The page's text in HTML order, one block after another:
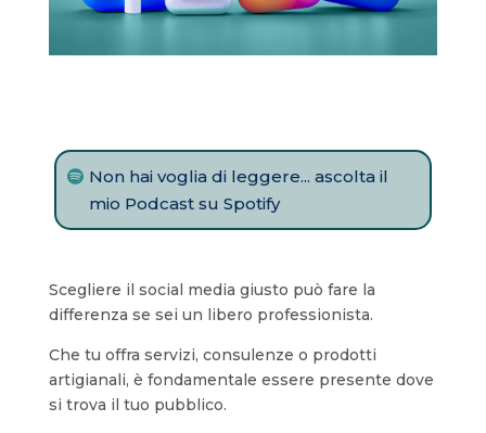
Non hai voglia di leggere... ascolta il
mio Podcast su Spotify
Scegliere il social media giusto può fare la
differenza se sei un libero professionista.
Che tu offra servizi, consulenze o prodotti
artigianali, è fondamentale essere presente dove
si trova il tuo pubblico.